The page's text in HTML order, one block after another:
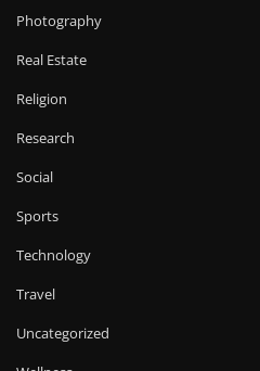
Photography
Real Estate
Religion
Research
Social
Sports
Technology
Travel
Uncategorized